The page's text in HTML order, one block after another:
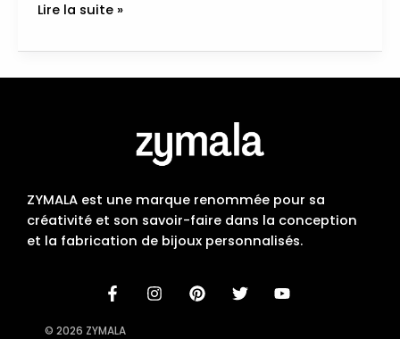
Lire la suite »
ZYMALA est une marque renommée pour sa
créativité et son savoir-faire dans la conception
et la fabrication de bijoux personnalisés.
© 2026 ZYMALA